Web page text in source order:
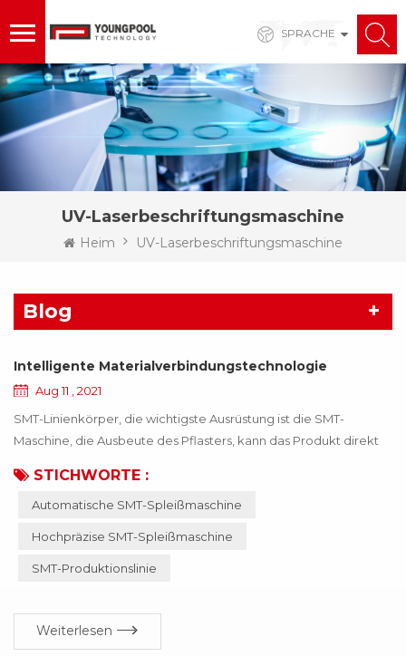
SPRACHE
UV-Laserbeschriftungsmaschine
Heim UV-Laserbeschriftungsmaschine
Blog
Intelligente Materialverbindungstechnologie
Aug 11 , 2021
SMT-Linienkörper, die wichtigste Ausrüstung ist die SMT-
Maschine, die Ausbeute des Pflasters, kann das Produkt direkt
Material dazu führt, dass die SMT-Maschine anormal arbeitet,
wird das gesamte Produkt nicht mehr funktionieren, was dem
die Aktualisierung der Technologie vermie...
STICHWORTE :
Automatische SMT-Spleißmaschine
Hochpräzise SMT-Spleißmaschine
SMT-Produktionslinie
Weiterlesen